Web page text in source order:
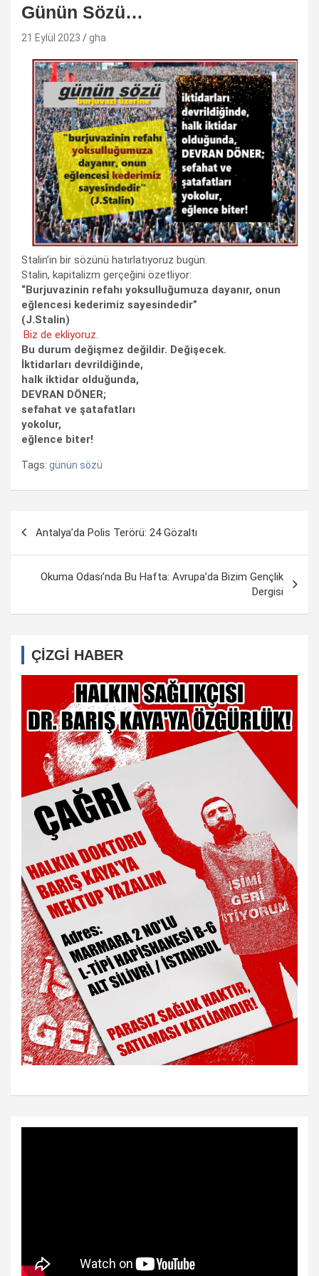
Günün Sözü…
21 Eylül 2023 gha
Stalin’in bir sözünü hatırlatıyoruz bugün.
Stalin, kapitalizm gerçeğini özetliyor:
“Burjuvazinin refahı yoksulluğumuza dayanır, onun
eğlencesi kederimiz sayesindedir”
(J.Stalin)
Biz de ekliyoruz.
Bu durum değişmez değildir. Değişecek.
İktidarları devrildiğinde,
halk iktidar olduğunda,
DEVRAN DÖNER;
sefahat ve şatafatları
yokolur,
eğlence biter!
Tags: günün sözü
dolaşımı
Antalya’da Polis Terörü: 24 Gözaltı
Okuma Odası’nda Bu Hafta: Avrupa’da Bizim Gençlik
Dergisi
ÇİZGİ HABER